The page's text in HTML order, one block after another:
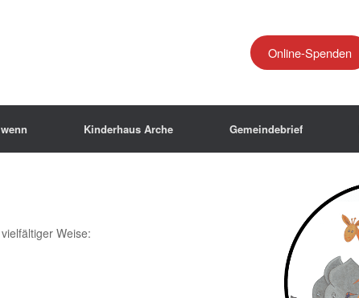
Online-Spenden
Kinderhaus Arche Gemeindebrief
Weise: